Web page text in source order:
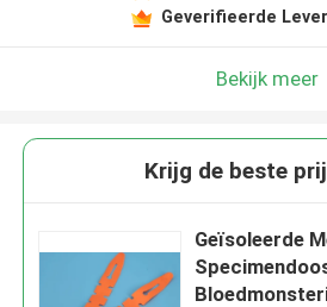
Geverifieerde
Bekijk meer
Krijg de beste
Geïsoleerde